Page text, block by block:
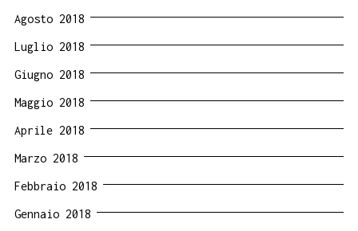
Agosto 2018
Luglio 2018
Giugno 2018
Maggio 2018
Aprile 2018
Marzo 2018
Febbraio 2018
Gennaio 2018